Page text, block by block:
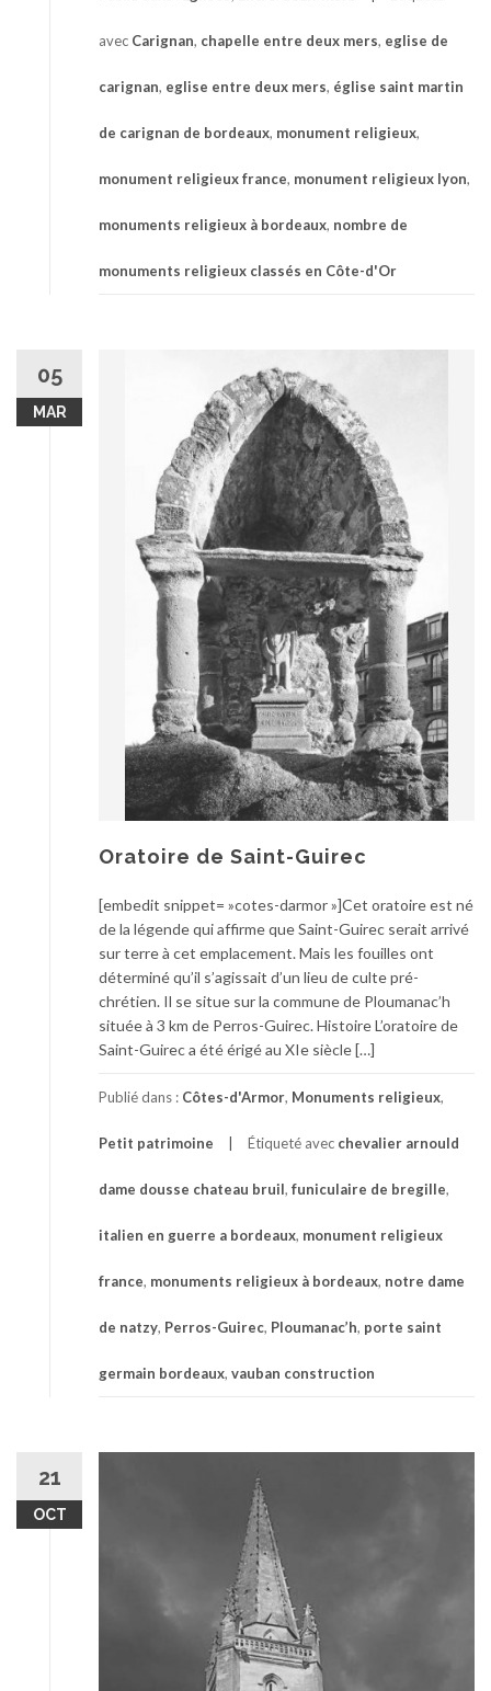
avec Carignan, chapelle entre deux mers, eglise de
carignan, eglise entre deux mers, église saint martin
de carignan de bordeaux, monument religieux,
monument religieux france, monument religieux lyon,
monuments religieux à bordeaux, nombre de
monuments religieux classés en Côte-d'Or
05
MAR
Oratoire de Saint-Guirec
[embedit snippet= »cotes-darmor »]Cet oratoire est né
de la légende qui affirme que Saint-Guirec serait arrivé
sur terre à cet emplacement. Mais les fouilles ont
déterminé qu’il s’agissait d’un lieu de culte pré-
chrétien. Il se situe sur la commune de Ploumanac’h
située à 3 km de Perros-Guirec. Histoire L’oratoire de
Saint-Guirec a été érigé au XIe siècle […]
Publié dans : Côtes-d'Armor, Monuments religieux,
Petit patrimoine Étiqueté avec chevalier arnould
dame dousse chateau bruil, funiculaire de bregille,
italien en guerre a bordeaux, monument religieux
france, monuments religieux à bordeaux, notre dame
de natzy, Perros-Guirec, Ploumanac’h, porte saint
germain bordeaux, vauban construction
21
OCT